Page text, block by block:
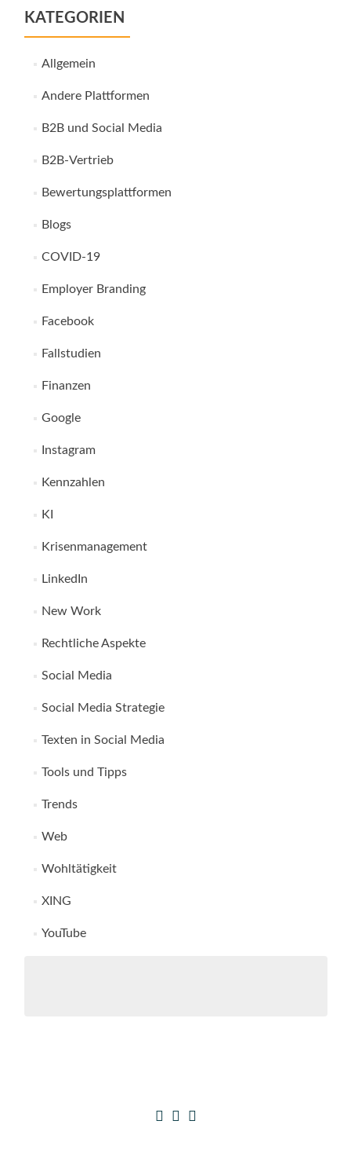
KATEGORIEN
Allgemein
Andere Plattformen
B2B und Social Media
B2B-Vertrieb
Bewertungsplattformen
Blogs
COVID-19
Employer Branding
Facebook
Fallstudien
Finanzen
Google
Instagram
Kennzahlen
KI
Krisenmanagement
LinkedIn
New Work
Rechtliche Aspekte
Social Media
Social Media Strategie
Texten in Social Media
Tools und Tipps
Trends
Web
Wohltätigkeit
XING
YouTube